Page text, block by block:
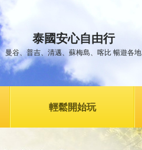
泰國安心自由行
曼谷、普吉、清邁、蘇梅島、喀比 暢遊各地
輕鬆開始玩